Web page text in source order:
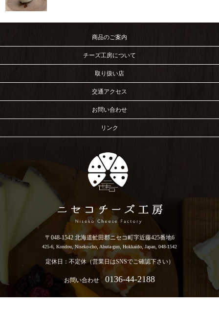
商品のご案内
チーズ工房について
取り扱い店
交通アクセス
お問い合わせ
リンク
〒048-1542 北海道虻田郡ニセコ町字近藤425番地6
425-6, Kondou, Niseko-cho, Abuta-gun, Hokkaido, Japan, 048-1542
定休日：不定休（営業日はSNSでご確認下さい）
お問い合わせ 0136-44-2188